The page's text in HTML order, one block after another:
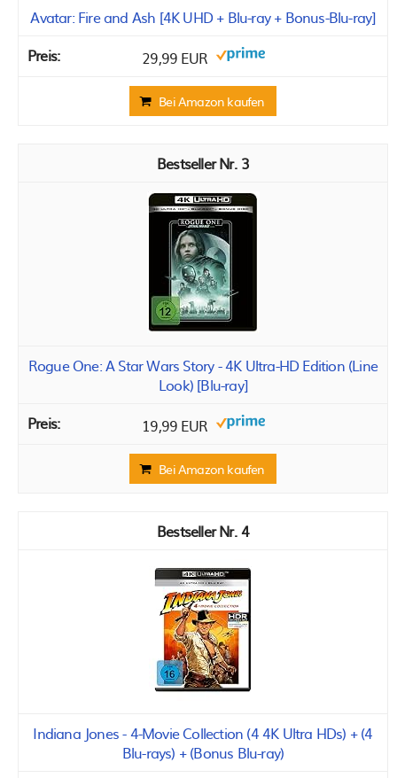
Avatar: Fire and Ash [4K UHD + Blu-ray + Bonus-Blu-ray]
29,99 EUR
Bei Amazon kaufen
3
Rogue One: A Star Wars Story - 4K Ultra-HD Edition (Line
Look) [Blu-ray]
19,99 EUR
Bei Amazon kaufen
4
Indiana Jones - 4-Movie Collection (4 4K Ultra HDs) + (4
Blu-rays) + (Bonus Blu-ray)